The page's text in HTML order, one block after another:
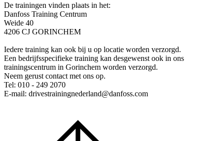
De trainingen vinden plaats in het:
Danfoss Training Centrum
Weide 40
4206 CJ GORINCHEM
Iedere training kan ook bij u op locatie worden verzorgd.
Een bedrijfsspecifieke training kan desgewenst ook in ons
trainingscentrum in Gorinchem worden verzorgd.
Neem gerust contact met ons op.
Tel: 010 - 249 2070
E-mail: drivestrainingnederland@danfoss.com